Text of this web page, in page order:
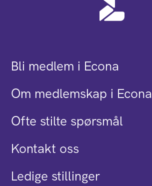
Bli medlem i Econa
Om medlemskap i Econa
Ofte stilte spørsmål
Kontakt oss
Ledige stillinger